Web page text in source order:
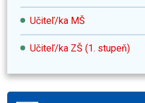
Učiteľ/ka MŠ
Učiteľ/ka ZŠ (1. stupeň)